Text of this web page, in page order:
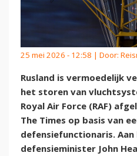
25 mei 2026 - 12:58 | Door:
Rusland is vermoedelijk
het storen van
Royal Air Force (RAF)
The Times op basis van
defensiefunctionaris.
defensieminister John